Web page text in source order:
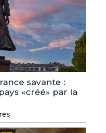
savante :
«créé» par la